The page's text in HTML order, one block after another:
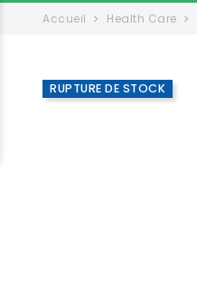
Accueil Health Care
RUPTURE DE STOCK